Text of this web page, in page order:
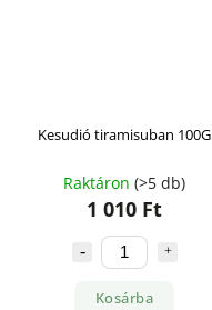
Kesudió tiramisuban 100G
Raktáron (>5 db)
1 010 Ft
Kosárba